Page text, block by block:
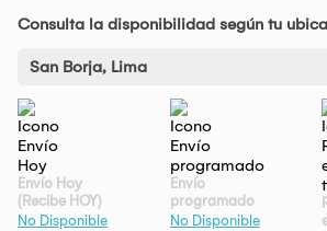
Consulta la disponibilidad según tu
San Borja, Lima
Envío Hoy
(Recibe HOY)
No Disponible
Envío
programado
No Disponible